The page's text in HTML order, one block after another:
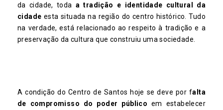
da cidade, toda a tradição e identidade cultural da
cidade esta situada na região do centro histórico. Tudo
na verdade, está relacionado ao respeito à tradição e a
preservação da cultura que construiu uma sociedade.
A condição do Centro de Santos hoje se deve por falta
de compromisso do poder público em estabelecer